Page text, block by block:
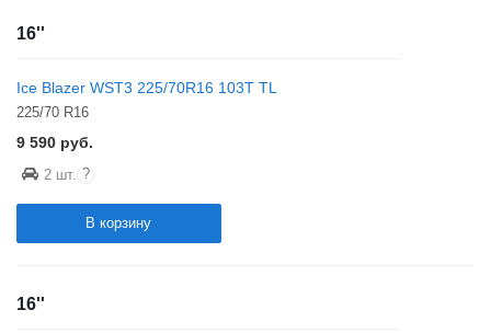
16''
Ice Blazer WST3 225/70R16 103T TL
225/70 R16
9 590 руб.
2 шт. ?
В корзину
16''